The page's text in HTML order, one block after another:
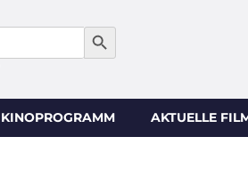
SEARCH BUTTON
KINOPROGRAMM AKTUELLE